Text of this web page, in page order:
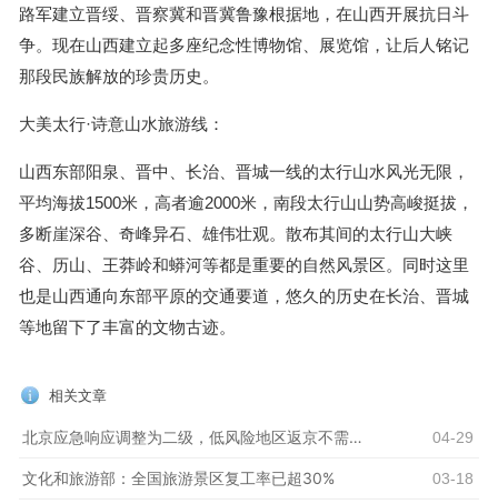
路军建立晋绥、晋察冀和晋冀鲁豫根据地，在山西开展抗日斗
争。现在山西建立起多座纪念性博物馆、展览馆，让后人铭记
那段民族解放的珍贵历史。
大美太行·诗意山水旅游线：
山西东部阳泉、晋中、长治、晋城一线的太行山水风光无限，
平均海拔1500米，高者逾2000米，南段太行山山势高峻挺拔，
多断崖深谷、奇峰异石、雄伟壮观。散布其间的太行山大峡
谷、历山、王莽岭和蟒河等都是重要的自然风景区。同时这里
也是山西通向东部平原的交通要道，悠久的历史在长治、晋城
等地留下了丰富的文物古迹。
相关文章
北京应急响应调整为二级，低风险地区返京不需要隔离 04-29
文化和旅游部：全国旅游景区复工率已超30% 03-18